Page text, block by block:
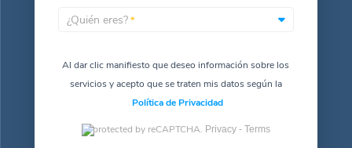
¿Quién eres?*
Al dar clic manifiesto que deseo información sobre los
servicios y acepto que se traten mis datos según la
Política de Privacidad
protected by reCAPTCHA. Privacy - Terms